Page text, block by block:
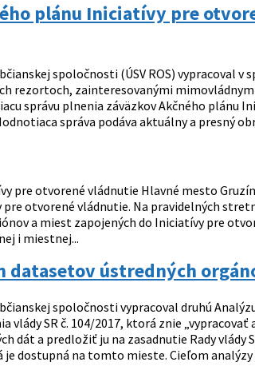
plánu Iniciatívy pre
spoločnosti (ÚSV ROS) vypracoval
rezortoch, zainteresovanými
správu plnenia záväzkov Akčného plánu
správa podáva aktuálny a presný
pre otvorené vládnutie Hlavné mesto
otvorené vládnutie. Na pravidelných
a miest zapojených do Iniciatívy pre
i miestnej...
datasetov ústredných
spoločnosti vypracoval druhú
vlády SR č. 104/2017, ktorá znie
dát a predložiť ju na zasadnutie Rady vlády
dostupná na tomto mieste. Cieľom analýzy